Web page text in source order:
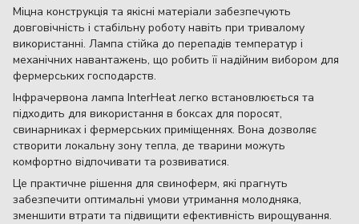
Міцна конструкція та якісні матеріали забезпечують
довговічність і стабільну роботу навіть при тривалому
використанні. Лампа стійка до перепадів температур і
механічних навантажень, що робить її надійним вибором для
фермерських господарств.
Інфрачервона лампа InterHeat легко встановлюється та
підходить для використання в боксах для поросят,
свинарниках і фермерських приміщеннях. Вона дозволяє
створити локальну зону тепла, де тварини можуть
комфортно відпочивати та розвиватися.
Це практичне рішення для свиноферм, які прагнуть
забезпечити оптимальні умови утримання молодняка,
зменшити втрати та підвищити ефективність вирощування.